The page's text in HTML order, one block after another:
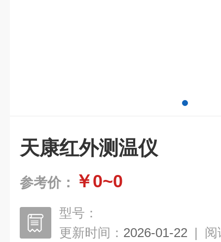
天康红外测温仪
参考价： ￥0~0
型号：
更新时间： 2026-01-22 | 阅